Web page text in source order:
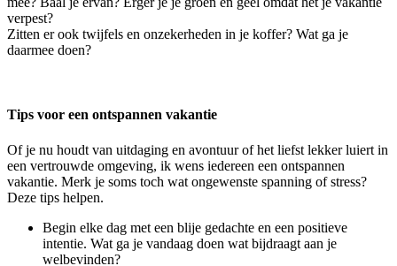
verpest?
Zitten er ook twijfels en onzekerheden in je koffer? Wat ga je
daarmee doen?
Tips voor een ontspannen vakantie
Of je nu houdt van uitdaging en avontuur of het liefst lekker luiert in
een vertrouwde omgeving, ik wens iedereen een ontspannen
vakantie. Merk je soms toch wat ongewenste spanning of stress?
Deze tips helpen.
Begin elke dag met een blije gedachte en een positieve
intentie. Wat ga je vandaag doen wat bijdraagt aan je
welbevinden?